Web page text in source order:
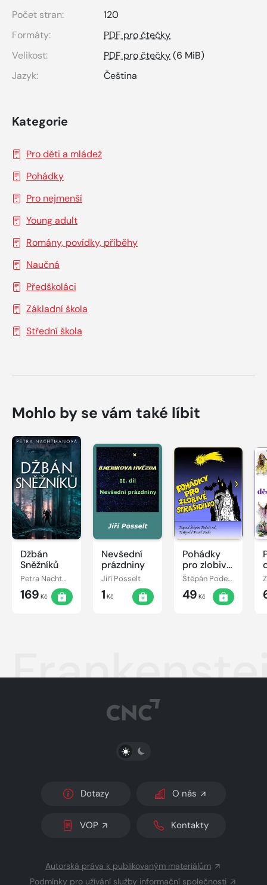
Počet stran:
120
Formáty:
PDF pro čtečky
Velikost:
PDF pro čtečky(6 MiB)
Jazyk:
Čeština
Kategorie
Pro děti a mládež
Pohádky
Pro nejmenší
Young adult
Romány, povídky, příběhy
Naučná
Předškoláci
Základní škola
Střední škola
Mohlo by se vám také líbit
Džbán
Sněžníků
Petra Nachtmanová
169 Kč
Nevšední
prázdniny
Jiří Posselt
1 Kč
Pohádky
pro zlobivé
strašidýlkoŠtěpán Podešt, ml.
49 Kč
PŘEPNOUT SVĚTLÝ/TMAVÝ REŽIM
Dotazy O nás
VOP Kontakty
Autorská práva k publikovaným materiálům
Podmínky pro užívání služby informační společnosti